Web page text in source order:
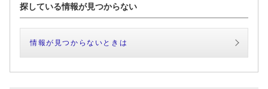
探している情報が見つからない
情報が見つからないときは